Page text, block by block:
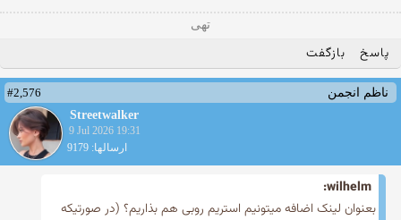
تهی
پاسخ بازگفت
ناظم انجمن
#2,576
Streetwalker
9 Jul 2026 19:31
ارسالها: 9179
wilhelm:
بعنوان لینک اضافه میتونیم استریم روبی هم بذاریم؟ (در صورتیکه